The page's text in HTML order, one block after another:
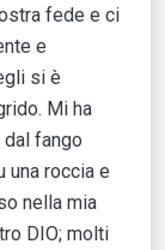
fede e ci
e
si è
Mi ha
fango
una roccia e
nella mia
DIO; molti